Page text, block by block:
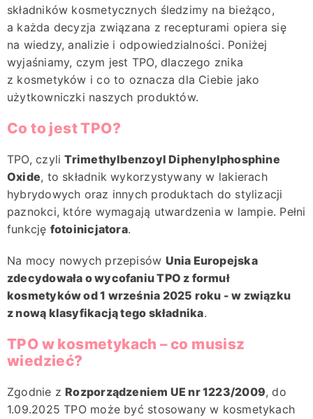
składników kosmetycznych śledzimy na bieżąco,
a każda decyzja związana z recepturami opiera się
na wiedzy, analizie i odpowiedzialności. Poniżej
wyjaśniamy, czym jest TPO, dlaczego znika
z kosmetyków i co to oznacza dla Ciebie jako
użytkowniczki naszych produktów.
Co to jest TPO?
TPO, czyliTrimethylbenzoyl Diphenylphosphine
Oxide, to składnik wykorzystywany w lakierach
hybrydowych oraz innych produktach do stylizacji
paznokci, które wymagają utwardzenia w lampie. Pełni
funkcję fotoinicjatora.
Na mocy nowych przepisów Unia Europejska
zdecydowała o wycofaniu TPO z formuł
kosmetyków od 1 września 2025 roku - w związku
z nową klasyfikacją tego składnika.
TPO w kosmetykach – co musisz
wiedzieć?
Zgodnie z Rozporządzeniem UE nr 1223/2009, do
1.09.2025 TPO może być stosowany w kosmetykach